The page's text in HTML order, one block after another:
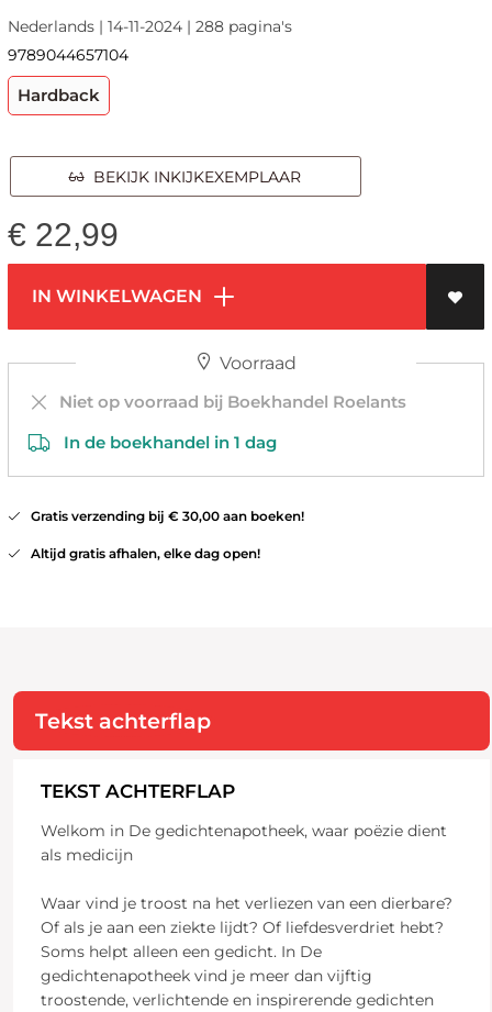
Nederlands | 14-11-2024 | 288 pagina's
9789044657104
Hardback
BEKIJK INKIJKEXEMPLAAR
€ 22,99
IN WINKELWAGEN
Voorraad
Niet op voorraad bij Boekhandel Roelants
In de boekhandel in 1 dag
Gratis verzending bij € 30,00 aan boeken!
Altijd gratis afhalen, elke dag open!
Tekst achterflap
TEKST ACHTERFLAP
Welkom in De gedichtenapotheek, waar poëzie dient
als medicijn
Waar vind je troost na het verliezen van een dierbare?
Of als je aan een ziekte lijdt? Of liefdesverdriet hebt?
Soms helpt alleen een gedicht. In De
gedichtenapotheek vind je meer dan vijftig
troostende, verlichtende en inspirerende gedichten